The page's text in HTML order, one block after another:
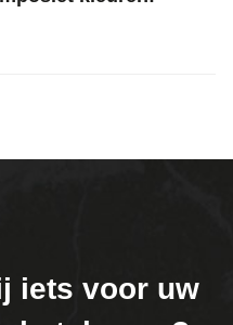
iets voor uw